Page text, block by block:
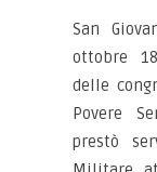
San
ottobre
delle
Povere
prestò